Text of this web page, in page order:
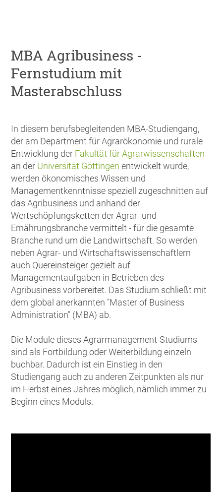
MBA Agribusiness -
Fernstudium mit
Masterabschluss
In diesem berufsbegleitenden MBA-Studiengang,
der am Department für Agrarökonomie und rurale
Entwicklung der Fakultät für Agrarwissenschaften
an der Universität Göttingen entwickelt wurde,
werden ökonomisches Wissen und
Managementkenntnisse speziell zugeschnitten auf
das Agribusiness und anhand der
Wertschöpfungsketten der Agrar- und
Ernährungsbranche vermittelt - für die gesamte
Branche rund um die Landwirtschaft. So werden
neben Agrar- und Wirtschaftswissenschaftlern
auch Quereinsteiger gezielt auf
Managementaufgaben in Betrieben des
Agribusiness vorbereitet. Das Studium schließt mit
dem global anerkannten "Master of Business
Administration" (MBA) ab.
Die Module dieses Agrarmanagement-Studiums
sind als Fortbildung oder Weiterbildung einzeln
buchbar. Dadurch ist ein Einstieg in den
Studiengang auch zu anderen Zeitpunkten als nur
im Herbst eines Jahres möglich, nämlich immer zu
Beginn eines Moduls.